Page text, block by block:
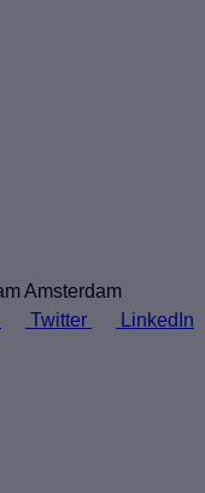
Amsterdam
Twitter LinkedIn